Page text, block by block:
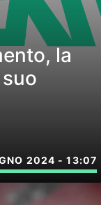
la
2024 - 13:07